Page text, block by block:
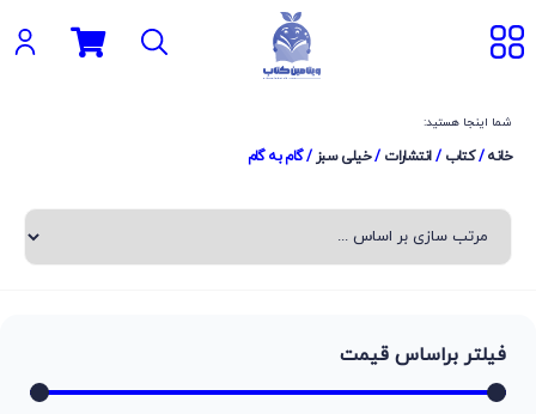
شما اینجا هستید:
خانه/کتاب /انتشارات /خیلی سبز / گام به گام
فیلتر براساس قیمت